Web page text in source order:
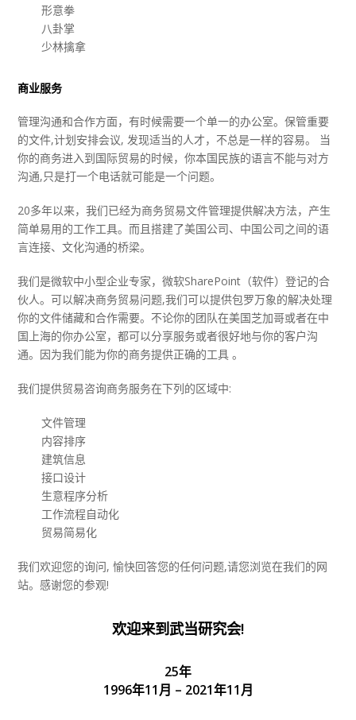
形意拳
八卦掌
少林擒拿
商业服务
管理沟通和合作方面，有时候需要一个单一的办公室。保管重要
的文件,计划安排会议, 发现适当的人才，不总是一样的容易。 当
你的商务进入到国际贸易的时候，你本国民族的语言不能与对方
沟通,只是打一个电话就可能是一个问题。
20多年以来，我们已经为商务贸易文件管理提供解决方法，产生
简单易用的工作工具。而且搭建了美国公司、中国公司之间的语
言连接、文化沟通的桥梁。
我们是微软中小型企业专家，微软SharePoint（软件）登记的合
伙人。可以解决商务贸易问题,我们可以提供包罗万象的解决处理
你的文件储藏和合作需要。不论你的团队在美国芝加哥或者在中
国上海的你办公室，都可以分享服务或者很好地与你的客户沟
通。因为我们能为你的商务提供正确的工具 。
我们提供贸易咨询商务服务在下列的区域中:
文件管理
内容排序
建筑信息
接口设计
生意程序分析
工作流程自动化
贸易简易化
我们欢迎您的询问, 愉快回答您的任何问题,请您浏览在我们的网
站。感谢您的参观!
欢迎来到武当研究会!
25年
1996年11月 – 2021年11月